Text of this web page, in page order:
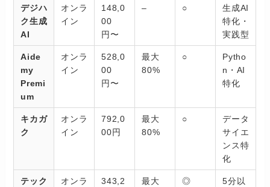
デジハ
ク生成
AI
オンラ
イン
148,0
00
円〜
– ○
生成AI
特化・
実践型
Aide
my
Premi
um
オンラ
イン
528,0
00
円〜
最大
80%
○
Pytho
n・AI
特化
キカガ
ク
オンラ
イン
792,0
00円
最大
80%
○
データ
サイエ
ンス特
化
テック
オンラ
343,2
最大
◎
5分以